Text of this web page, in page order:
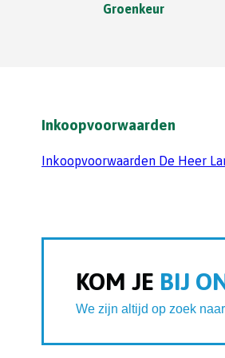
Groenkeur
Inkoopvoorwaarden
Inkoopvoorwaarden De Heer
KOM JE BIJ
We zijn altijd op zoek